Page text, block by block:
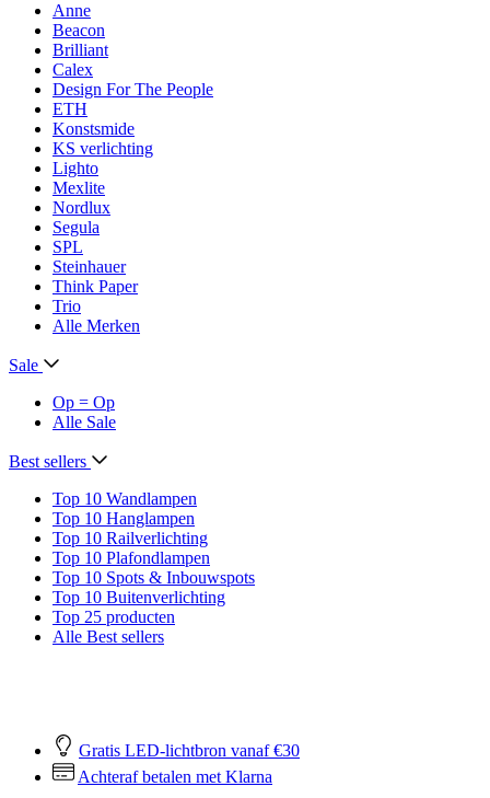
Anne
Beacon
Brilliant
Calex
Design For The People
ETH
Konstsmide
KS verlichting
Lighto
Mexlite
Nordlux
Segula
SPL
Steinhauer
Think Paper
Trio
Alle Merken
Sale
Op = Op
Alle Sale
Best sellers
Top 10 Wandlampen
Top 10 Hanglampen
Top 10 Railverlichting
Top 10 Plafondlampen
Top 10 Spots & Inbouwspots
Top 10 Buitenverlichting
Top 25 producten
Alle Best sellers
Gratis LED-lichtbron vanaf €30
Achteraf betalen met Klarna